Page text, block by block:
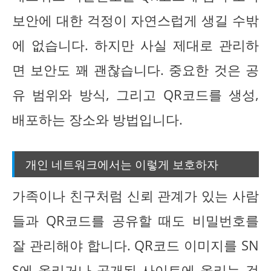
보안에 대한 걱정이 자연스럽게 생길 수밖
에 없습니다. 하지만 사실 제대로 관리하
면 보안도 꽤 괜찮습니다. 중요한 것은 공
유 범위와 방식, 그리고 QR코드를 생성,
배포하는 장소와 방법입니다.
개인 네트워크에서는 이렇게 보호하자
가족이나 친구처럼 신뢰 관계가 있는 사람
들과 QR코드를 공유할 때도 비밀번호를
잘 관리해야 합니다. QR코드 이미지를 SN